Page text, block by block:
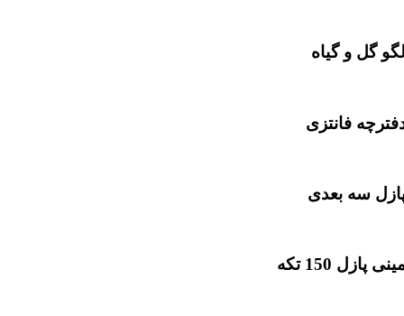
گل و گیاه
فانتزی
سه بعدی
پازل 150 تکه